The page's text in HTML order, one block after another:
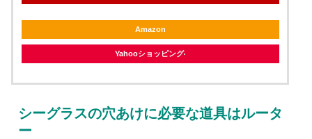
Amazon
Yahooショッピング
シーグラスの穴あけに必要な道具はルータ
ー